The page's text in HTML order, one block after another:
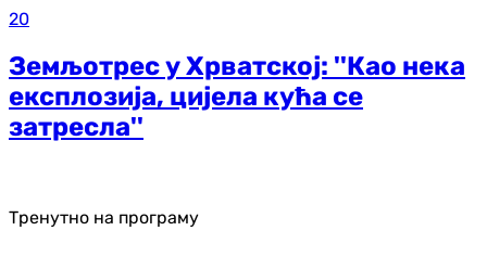
20
Земљотрес у Хрватској: ''Као нека
експлозија, цијела кућа се
затресла''
Тренутно на програму